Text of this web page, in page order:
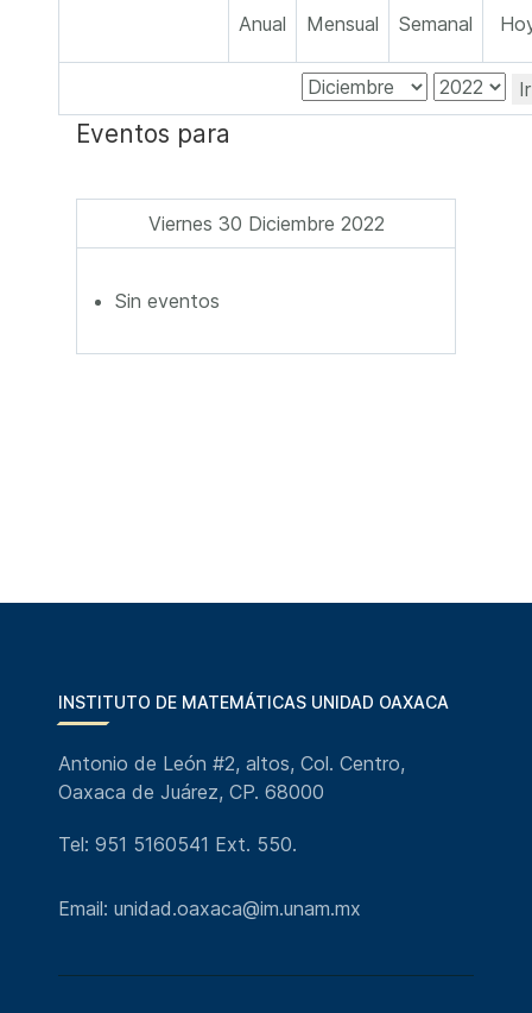
Anual Mensual Semanal
Eventos para
Viernes 30 Diciembre 2022
Sin eventos
INSTITUTO DE MATEMÁTICAS UNIDAD OAXACA
Antonio de León #2, altos, Col. Centro,
Oaxaca de Juárez, CP. 68000
Tel: 951 5160541 Ext. 550.
Email: unidad.oaxaca@im.unam.mx